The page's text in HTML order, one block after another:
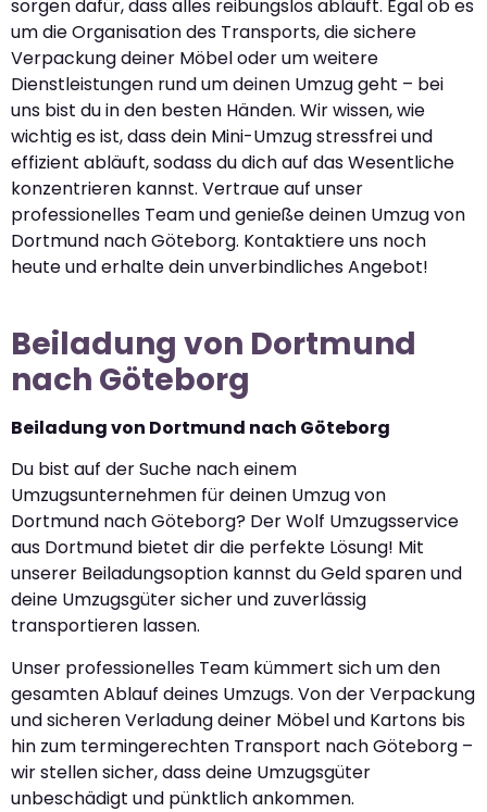
sorgen dafür, dass alles reibungslos abläuft. Egal ob es
um die Organisation des Transports, die sichere
Verpackung deiner Möbel oder um weitere
Dienstleistungen rund um deinen Umzug geht – bei
uns bist du in den besten Händen. Wir wissen, wie
wichtig es ist, dass dein Mini-Umzug stressfrei und
effizient abläuft, sodass du dich auf das Wesentliche
konzentrieren kannst. Vertraue auf unser
professionelles Team und genieße deinen Umzug von
Dortmund nach Göteborg. Kontaktiere uns noch
heute und erhalte dein unverbindliches Angebot!
Beiladung von Dortmund
nach Göteborg
Beiladung von Dortmund nach Göteborg
Du bist auf der Suche nach einem
Umzugsunternehmen für deinen Umzug von
Dortmund nach Göteborg? Der Wolf Umzugsservice
aus Dortmund bietet dir die perfekte Lösung! Mit
unserer Beiladungsoption kannst du Geld sparen und
deine Umzugsgüter sicher und zuverlässig
transportieren lassen.
Unser professionelles Team kümmert sich um den
gesamten Ablauf deines Umzugs. Von der Verpackung
und sicheren Verladung deiner Möbel und Kartons bis
hin zum termingerechten Transport nach Göteborg –
wir stellen sicher, dass deine Umzugsgüter
unbeschädigt und pünktlich ankommen.